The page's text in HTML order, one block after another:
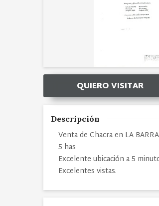
QUIERO VISITAR
Descripción
Venta de Chacra en LA
5 has
Excelente ubicación a 5
Excelentes vistas.